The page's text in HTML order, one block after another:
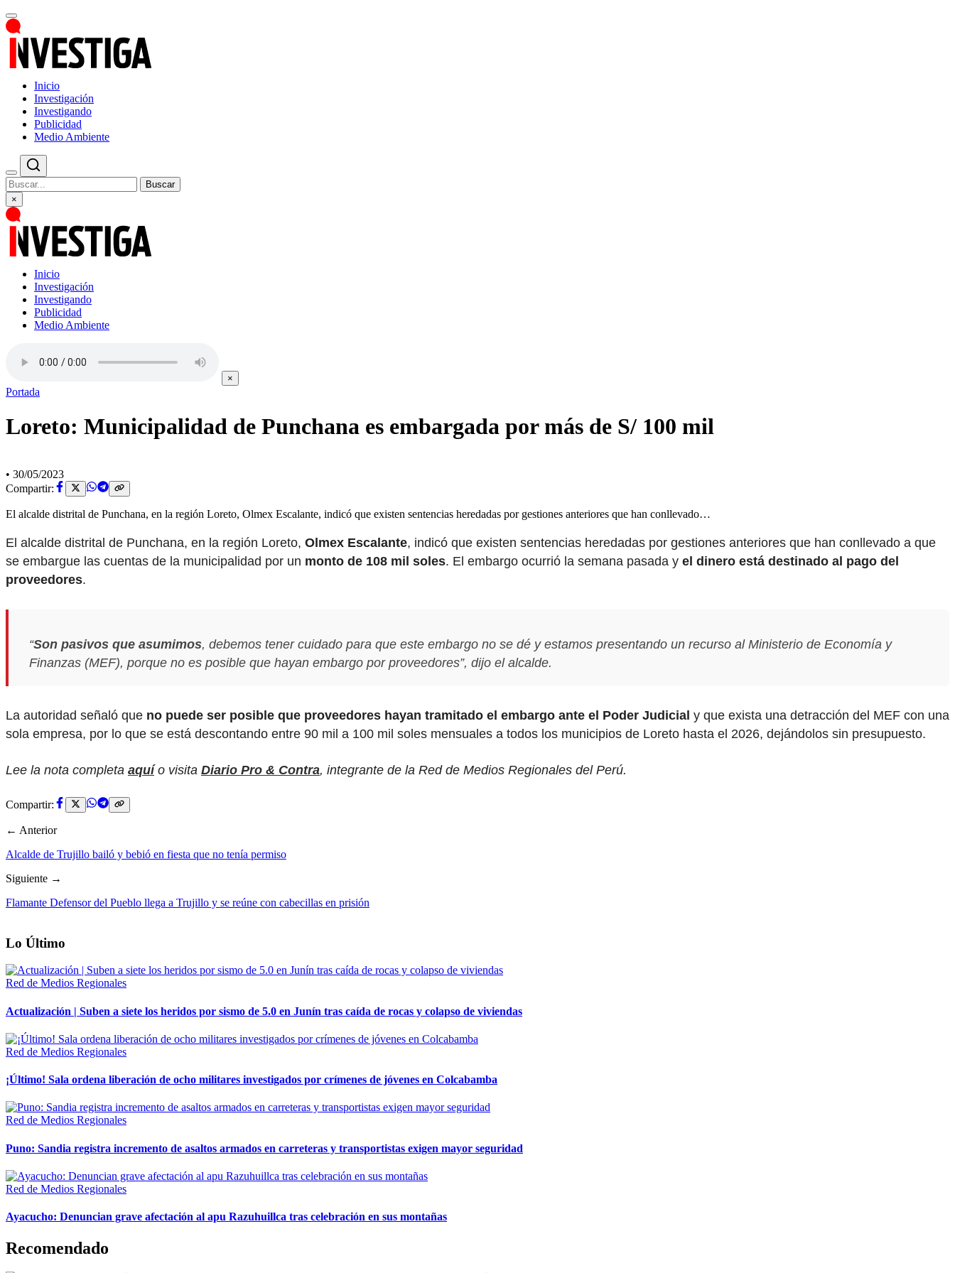
Inicio
Investigación
Investigando
Publicidad
Medio Ambiente
Buscar
×
Inicio
Investigación
Investigando
Publicidad
Medio Ambiente
×
Portada
Loreto: Municipalidad de Punchana es embargada por más de S/ 100 mil
• 30/05/2023
Compartir:
El alcalde distrital de Punchana, en la región Loreto, Olmex Escalante, indicó que existen sentencias heredadas por gestiones anteriores que han conllevado…
El alcalde distrital de Punchana, en la región Loreto, Olmex Escalante, indicó que existen sentencias heredadas por gestiones anteriores que han conllevado a que
se embargue las cuentas de la municipalidad por un monto de 108 mil soles. El embargo ocurrió la semana pasada y el dinero está destinado al pago del
proveedores.
“Son pasivos que asumimos, debemos tener cuidado para que este embargo no se dé y estamos presentando un recurso al Ministerio de Economía y
Finanzas (MEF), porque no es posible que hayan embargo por proveedores”, dijo el alcalde.
La autoridad señaló que no puede ser posible que proveedores hayan tramitado el embargo ante el Poder Judicial y que exista una detracción del MEF con una
sola empresa, por lo que se está descontando entre 90 mil a 100 mil soles mensuales a todos los municipios de Loreto hasta el 2026, dejándolos sin presupuesto.
Lee la nota completa aquío visita Diario Pro & Contra, integrante de la Red de Medios Regionales del Perú.
Compartir:
← Anterior
Alcalde de Trujillo bailó y bebió en fiesta que no tenía permiso
Siguiente →
Flamante Defensor del Pueblo llega a Trujillo y se reúne con cabecillas en prisión
Lo Último
Red de Medios Regionales
Actualización | Suben a siete los heridos por sismo de 5.0 en Junín tras caída de rocas y colapso de viviendas
Red de Medios Regionales
¡Último! Sala ordena liberación de ocho militares investigados por crímenes de jóvenes en Colcabamba
Red de Medios Regionales
Puno: Sandia registra incremento de asaltos armados en carreteras y transportistas exigen mayor seguridad
Red de Medios Regionales
Ayacucho: Denuncian grave afectación al apu Razuhuillca tras celebración en sus montañas
Recomendado